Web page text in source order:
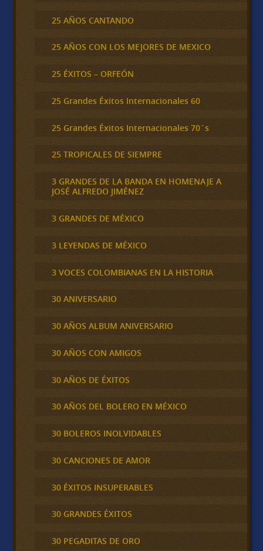
25 AÑOS CANTANDO
25 AÑOS CON LOS MEJORES DE MEXICO
25 ÉXITOS – ORFEÓN
25 Grandes Éxitos Internacionales 60
25 Grandes Éxitos Internacionales 70´s
25 TROPICALES DE SIEMPRE
3 GRANDES DE LA BANDA EN HOMENAJE A
JOSÉ ALFREDO JIMÉNEZ
3 GRANDES DE MÉXICO
3 LEYENDAS DE MÉXICO
3 VOCES COLOMBIANAS EN LA HISTORIA
30 ANIVERSARIO
30 AÑOS ALBUM ANIVERSARIO
30 AÑOS CON AMIGOS
30 AÑOS DE ÉXITOS
30 AÑOS DEL BOLERO EN MÉXICO
30 BOLEROS INOLVIDABLES
30 CANCIONES DE AMOR
30 ÉXITOS INSUPERABLES
30 GRANDES ÉXITOS
30 PEGADITAS DE ORO